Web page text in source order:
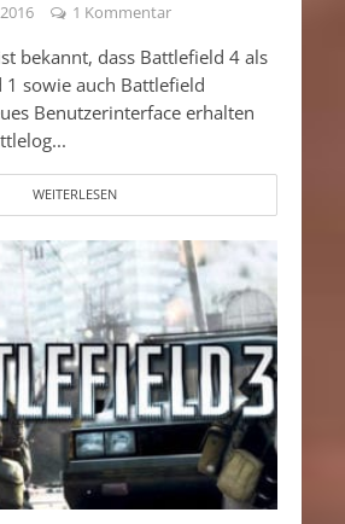
1 Kommentar
bekannt, dass Battlefield 4 als
sowie auch Battlefield
Benutzerinterface erhalten
WEITERLESEN